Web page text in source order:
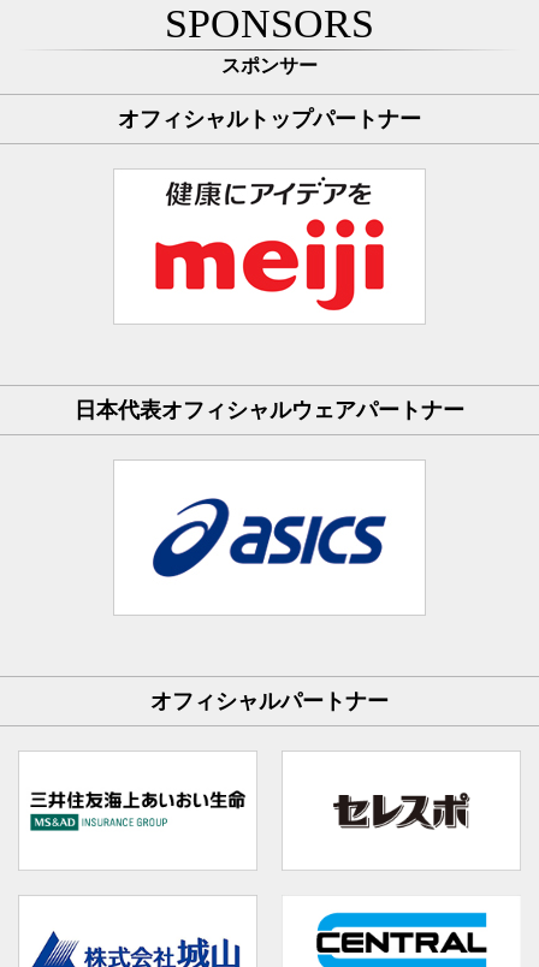
SPONSORS
スポンサー
オフィシャルトップパートナー
日本代表オフィシャルウェアパートナー
オフィシャルパートナー